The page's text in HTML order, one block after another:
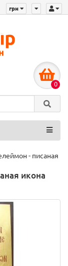
грн
0
- писаная
икона